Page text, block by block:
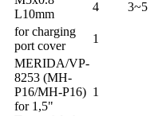
L10mm
4 3~5
for charging
port cover
1
MERIDA/VP-
8253 (MH-
P16/MH-P16)
for 1,5"
1